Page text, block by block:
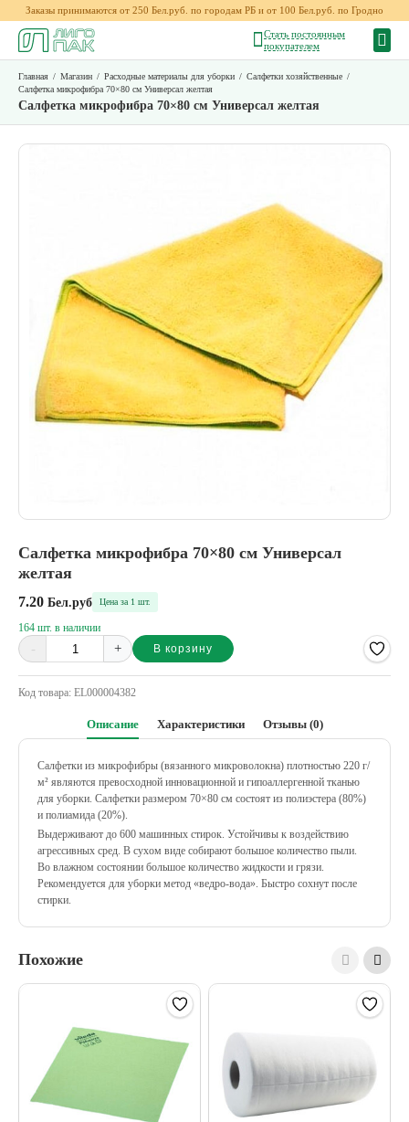
Заказы принимаются от 250 Бел.руб. по городам РБ и от 100 Бел.руб. по Гродно
Стать постоянным
покупателем
Главная / Магазин / Расходные материалы для уборки / Салфетки хозяйственные /
Салфетка микрофибра 70×80 см Универсал желтая
Салфетка микрофибра 70×80 см Универсал желтая
Салфетка микрофибра 70×80 см Универсал
желтая
7.20 Бел.руб Цена за 1 шт.
164 шт. в наличии
- + В корзину
Alternative:
Код товара: EL000004382
Описание Характеристики Отзывы (0)
Салфетки из микрофибры (вязанного микроволокна) плотностью 220 г/
м² являются превосходной инновационной и гипоаллергенной тканью
для уборки. Салфетки размером 70×80 см состоят из полиэстера (80%)
и полиамида (20%).
Выдерживают до 600 машинных стирок. Устойчивы к воздействию
агрессивных сред. В сухом виде собирают большое количество пыли.
Во влажном состоянии большое количество жидкости и грязи.
Рекомендуется для уборки метод «ведро-вода». Быстро сохнут после
стирки.
Похожие